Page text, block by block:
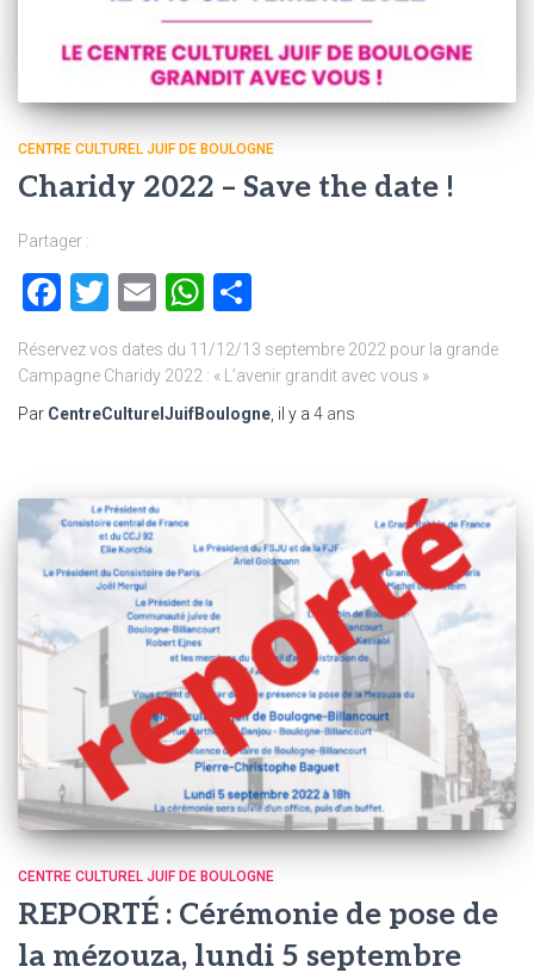
CENTRE CULTUREL JUIF DE BOULOGNE
Charidy 2022 – Save the date !
Partager :
Facebook
Twitter
EmailWhatsApp
Réservez vos dates du 11/12/13 septembre 2022 pour la grande
Campagne Charidy 2022 : « L’avenir grandit avec vous »
Par CentreCulturelJuifBoulogne , il y a 4 ans
CENTRE CULTUREL JUIF DE BOULOGNE
REPORTÉ : Cérémonie de pose de
la mézouza, lundi 5 septembre